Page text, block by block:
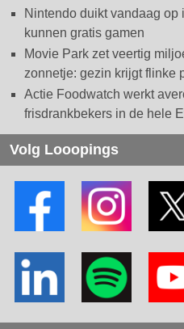
Nintendo duikt vandaag
kunnen gratis gamen
Movie Park zet veertig
zonnetje: gezin krijgt flinke
Actie Foodwatch werkt
frisdrankbekers in de hele
Volg Looopings